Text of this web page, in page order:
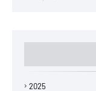
2025